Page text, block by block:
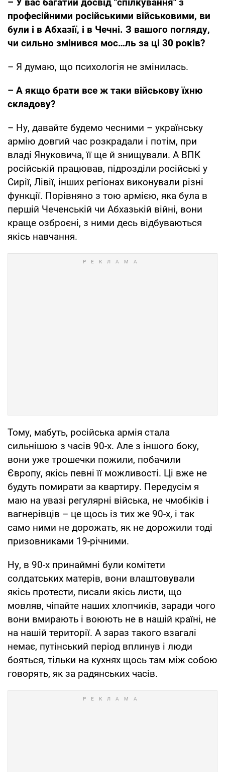
професійними російськими військовими, ви
були і в Абхазії, і в Чечні. З вашого погляду,
чи сильно змінився мос…ль за ці 30 років?
– Я думаю, що психологія не змінилась.
– А якщо брати все ж таки військову їхню
складову?
– Ну, давайте будемо чесними – українську
армію довгий час розкрадали і потім, при
владі Януковича, її ще й знищували. А ВПК
російській працював, підрозділи російські у
Сирії, Лівії, інших регіонах виконували різні
функції. Порівняно з тою армією, яка була в
першій Чеченській чи Абхазькій війні, вони
краще озброєні, з ними десь відбуваються
якісь навчання.
Тому, мабуть, російська армія стала
сильнішою з часів 90-х. Але з іншого боку,
вони уже трошечки пожили, побачили
Європу, якісь певні її можливості. Ці вже не
будуть помирати за квартиру. Передусім я
маю на увазі регулярні війська, не чмобіків і
вагнерівців – це щось із тих же 90-х, і так
само ними не дорожать, як не дорожили тоді
призовниками 19-річними.
Ну, в 90-х принаймні були комітети
солдатських матерів, вони влаштовували
якісь протести, писали якісь листи, що
мовляв, чіпайте наших хлопчиків, заради чого
вони вмирають і воюють не в нашій країні, не
на нашій території. А зараз такого взагалі
немає, путінський період вплинув і люди
бояться, тільки на кухнях щось там між собою
говорять, як за радянських часів.